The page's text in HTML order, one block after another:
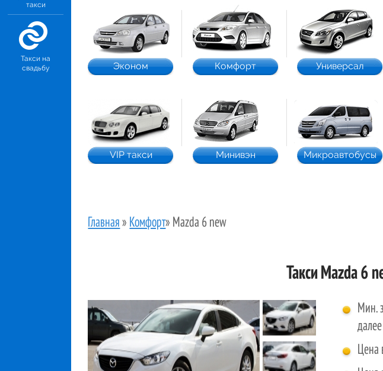
такси
Такси на
свадьбу
Эконом Комфорт Универсал
VIP такси Минивэн Микроавтобусы
Главная » Комфорт» Mazda 6 new
Такси Mazda 6
Мин.
далее
Цена